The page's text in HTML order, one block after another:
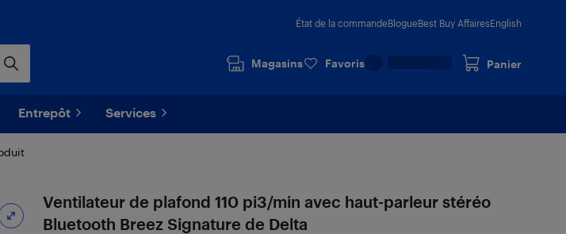
État de la commandeBlogueBest Buy AffairesEnglish
Magasins Favoris Panier
Entrepôt Services
Ventilateur de plafond 110 pi3/min avec haut-parleur stéréo
Bluetooth Breez Signature de Delta